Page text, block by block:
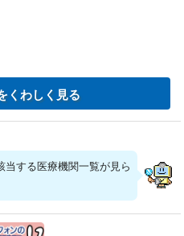
くわしく見る
する医療機関一覧が見ら